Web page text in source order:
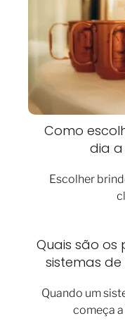
Como
dia a
Escolher
Quais são os
sistemas
Quando um
começa